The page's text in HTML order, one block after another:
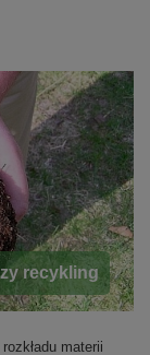
recykling
materii